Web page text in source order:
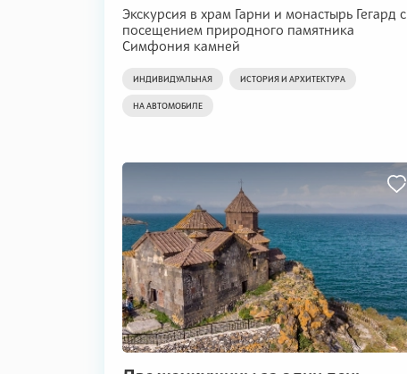
Экскурсия в храм Гарни и монастырь Гегард с
посещением природного памятника
Симфония камней
ИНДИВИДУАЛЬНАЯ ИСТОРИЯ И АРХИТЕКТУРА
НА АВТОМОБИЛЕ